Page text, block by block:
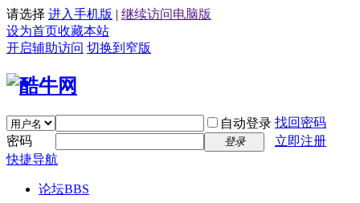
请选择 进入手机版 | 继续访问电脑版
设为首页收藏本站
开启辅助访问 切换到窄版
自动登录 找回密码
密码
登录
立即注册
快捷导航
论坛BBS